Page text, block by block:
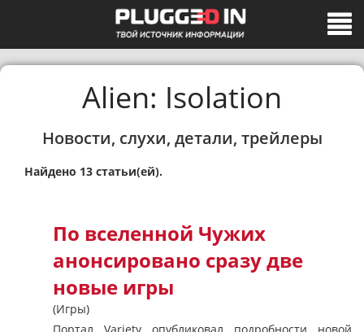
Alien: Isolation
Новости, слухи, детали, трейлеры
Найдено 13 статьи(ей).
По вселенной Чужих
анонсировано сразу две
новые игры
(Игры)